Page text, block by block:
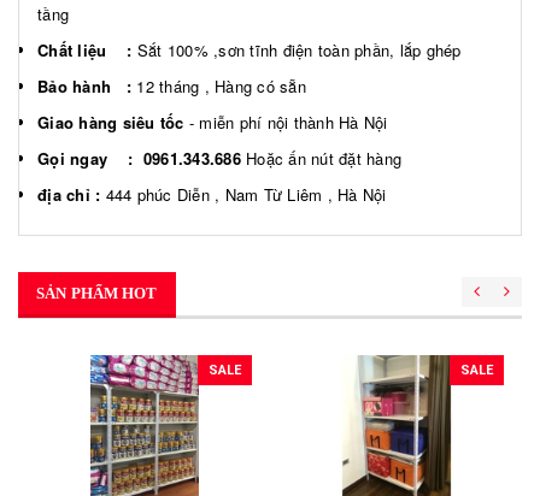
tầng
Chất liệu : Sắt 100% ,sơn tĩnh điện toàn phần, lắp ghép
Bảo hành : 12 tháng , Hàng có sẵn
Giao hàng siêu tốc - miễn phí nội thành Hà Nội
Gọi ngay : 0961.343.686 Hoặc ấn nút đặt hàng
địa chỉ : 444 phúc Diễn , Nam Từ Liêm , Hà Nội
SẢN PHẨM HOT
SALE SALE